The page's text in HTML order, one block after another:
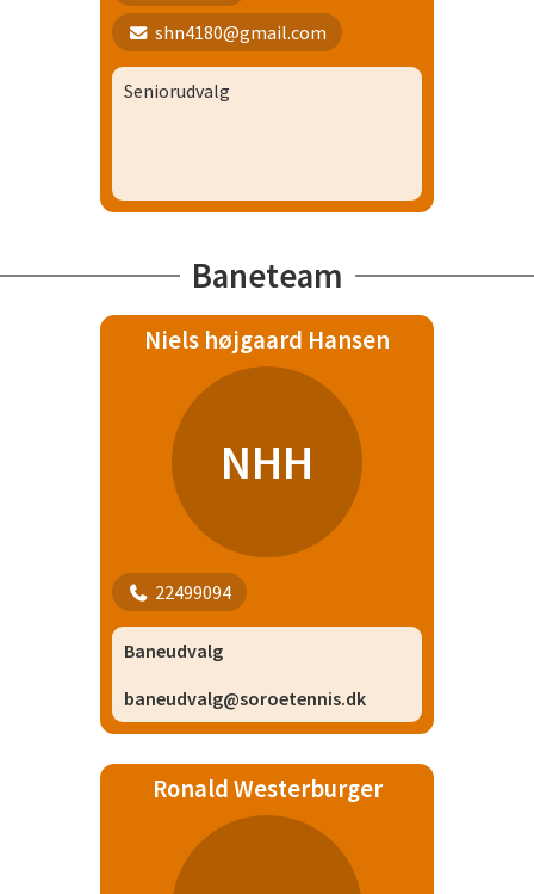
shn4180@gmail.com
Seniorudvalg
Baneteam
Niels højgaard Hansen
NHH
22499094
Baneudvalg
baneudvalg@soroetennis.dk
Ronald Westerburger